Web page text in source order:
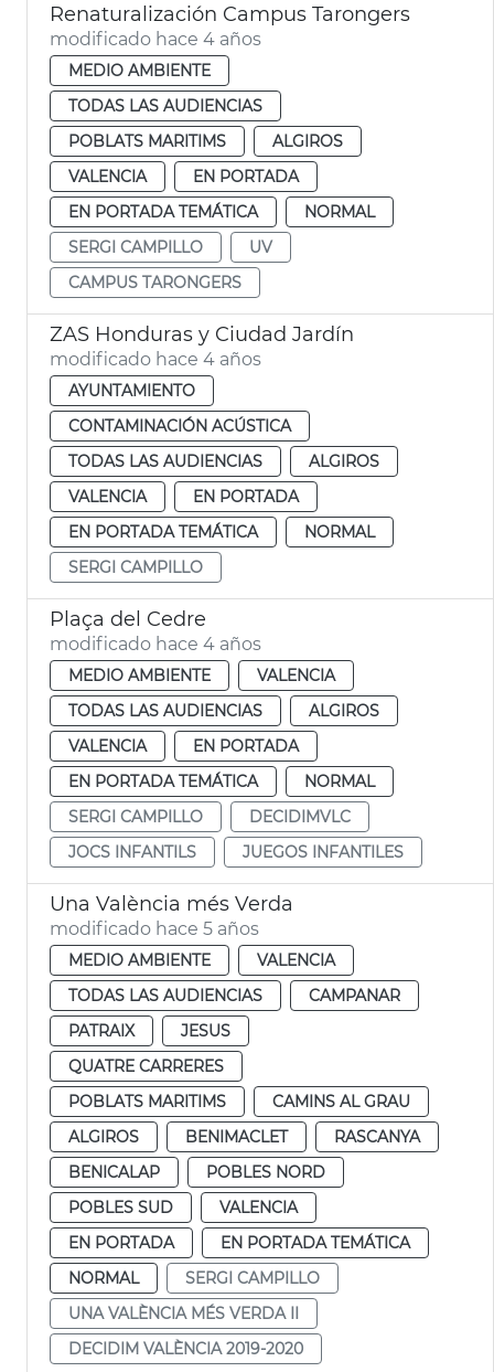
Renaturalización Campus Tarongers
modificado hace 4 años
MEDIO AMBIENTE
TODAS LAS AUDIENCIAS
POBLATS MARITIMS
ALGIROS
VALENCIA
EN PORTADA
EN PORTADA TEMÁTICA
NORMAL
SERGI CAMPILLO
UV
CAMPUS TARONGERS
ZAS Honduras y Ciudad Jardín
modificado hace 4 años
AYUNTAMIENTO
CONTAMINACIÓN ACÚSTICA
TODAS LAS AUDIENCIAS
ALGIROS
VALENCIA
EN PORTADA
EN PORTADA TEMÁTICA
NORMAL
SERGI CAMPILLO
Plaça del Cedre
modificado hace 4 años
MEDIO AMBIENTE
VALENCIA
TODAS LAS AUDIENCIAS
ALGIROS
VALENCIA
EN PORTADA
EN PORTADA TEMÁTICA
NORMAL
SERGI CAMPILLO
DECIDIMVLC
JOCS INFANTILS
JUEGOS INFANTILES
Una València més Verda
modificado hace 5 años
MEDIO AMBIENTE
VALENCIA
TODAS LAS AUDIENCIAS
CAMPANAR
PATRAIX
JESUS
QUATRE CARRERES
POBLATS MARITIMS
CAMINS AL GRAU
ALGIROS
BENIMACLET
RASCANYA
BENICALAP
POBLES NORD
POBLES SUD
VALENCIA
EN PORTADA
EN PORTADA TEMÁTICA
NORMAL
SERGI CAMPILLO
UNA VALÈNCIA MÉS VERDA II
DECIDIM VALÈNCIA 2019-2020